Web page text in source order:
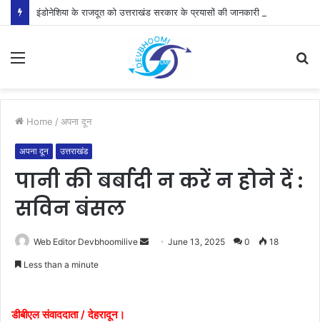
इंडोनेशिया के राजदूत को उत्तराखंड सरकार के प्रयासों की जानकारी दी
Menu
Home / अपना दून
अपना दून उत्तराखंड
पानी की बर्बादी न करें न होने दें :
सविन बंसल
Web Editor Devbhoomilive
SendJune 13, 2025 0 18
Less than a minute
डीबीएल संवाददाता / देहरादून।